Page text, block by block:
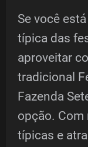
Se você
típica das
aproveitar
tradicional
Fazenda
opção.
típicas e